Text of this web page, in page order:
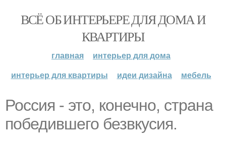
ВСЁ ОБ ИНТЕРЬЕРЕ ДЛЯ ДОМА И
КВАРТИРЫ
главная
интерьер для дома
интерьер для квартиры
идеи дизайна мебель
Россия - это, конечно, страна
победившего безвкусия.